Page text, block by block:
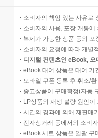
소비자의 책임 있는 사유로
소비자의 사용, 포장 개봉
복제가 가능한 상품 등의
소비자의 요청에 따라 개별
디지털 컨텐츠인 eBook,
eBook 대여 상품은 대여 기
모바일 쿠폰 등록 후 취소/
중고상품이 구매확정(자동
LP상품의 재생 불량 원인
시간의 경과에 의해 재판매
전자상거래 등에서의 소비
eBook 세트 상품은 일괄 구